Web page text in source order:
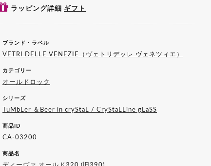
ラッピング詳細 ギフト
ブランド・ラベル
VETRI DELLE VENEZIE（ヴェトリデッレ ヴェネツィエ）
カテゴリー
オールドロック
シリーズ
TuMbLer ＆Beer in cryStaL / CryStaLLine gLaSS
商品ID
CA-03200
商品名